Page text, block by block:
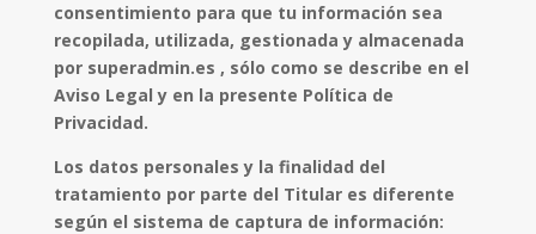
consentimiento para que tu información sea
recopilada, utilizada, gestionada y almacenada
por superadmin.es , sólo como se describe en el
Aviso Legal y en la presente Política de
Privacidad.
Los datos personales y la finalidad del
tratamiento por parte del Titular es diferente
según el sistema de captura de información: